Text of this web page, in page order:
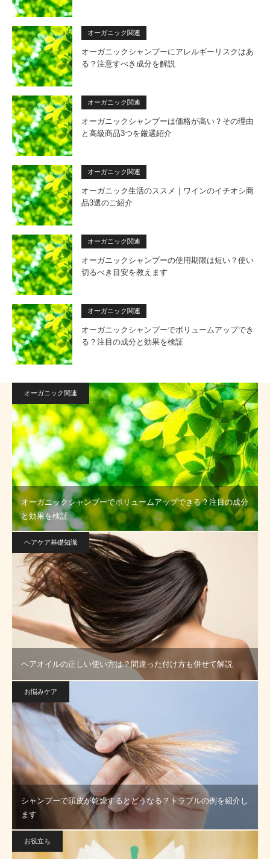
オーガニック関連
オーガニックシャンプーにアレルギーリスクはあ
る？注意すべき成分を解説
オーガニック関連
オーガニックシャンプーは価格が高い？その理由
と高級商品3つを厳選紹介
オーガニック関連
オーガニック生活のススメ｜ワインのイチオシ商
品3選のご紹介
オーガニック関連
オーガニックシャンプーの使用期限は短い？使い
切るべき目安を教えます
オーガニック関連
オーガニックシャンプーでボリュームアップでき
る？注目の成分と効果を検証
オーガニック関連
オーガニックシャンプーでボリュームアップできる？注目の成分
と効果を検証
ヘアケア基礎知識
ヘアオイルの正しい使い方は？間違った付け方も併せて解説
お悩みケア
シャンプーで頭皮が乾燥するとどうなる？トラブルの例を紹介し
ます
お役立ち